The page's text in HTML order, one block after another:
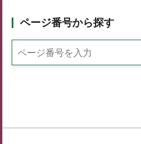
ページ番号から探す